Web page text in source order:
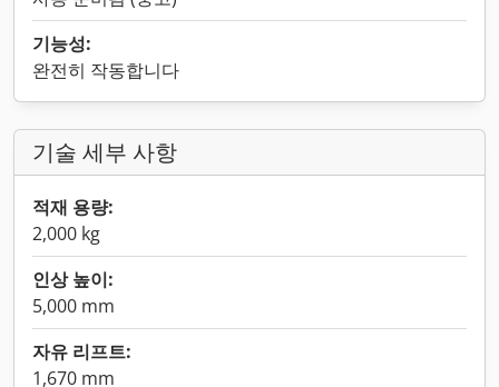
기능성:
완전히 작동합니다
기술 세부 사항
적재 용량:
2,000 kg
인상 높이:
5,000 mm
자유 리프트:
1,670 mm